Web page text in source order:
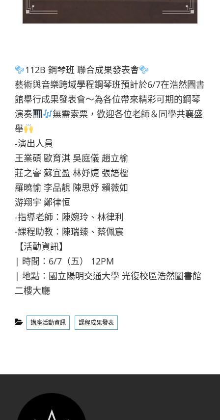
112B 鋼琴班 聯合成果發表會
藝術與音樂跨域學程鋼琴班預計於6/7在浩然圖書
館舉行成果發表會～為各位帶來精彩可期的鋼琴
演奏
無需索票，歡迎各位老師＆同學共襄盛
舉
-演出人員
王業碩 歐育淇 吳庭儀 趙立榆
莊之睿 蘇宜盈 林妤婕 張語楹
羅曉愉 李品靚 陳思妤 賴薇如
游翔宇 鄭律恒
-指導老師：陳婉玲、林律利
-課程助教：陳瑞臻、蔡佩宸
【活動資訊】
| 時間：6/7（五） 12PM
| 地點：國立陽明交通大學 光復校區浩然圖書館
二樓大廳
Categories
講座活動資訊 課程成果發表